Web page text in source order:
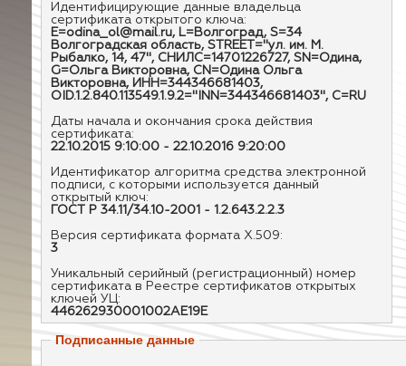
Идентифицирующие данные владельца
сертификата открытого ключа:
E=odina_ol@mail.ru, L=Волгоград, S=34
Волгоградская область, STREET="ул. им. М.
Рыбалко, 14, 47", СНИЛС=14701226727, SN=Одина,
G=Ольга Викторовна, CN=Одина Ольга
Викторовна, ИНН=344346681403,
OID.1.2.840.113549.1.9.2="INN=344346681403", C=RU
Даты начала и окончания срока действия
сертификата:
22.10.2015 9:10:00 - 22.10.2016 9:20:00
Идентификатор алгоритма средства электронной
подписи, с которыми используется данный
открытый ключ:
ГОСТ Р 34.11/34.10-2001 - 1.2.643.2.2.3
Версия сертификата формата X.509:
3
Уникальный серийный (регистрационный) номер
сертификата в Реестре сертификатов открытых
ключей УЦ:
446262930001002AE19E
Подписанные данные